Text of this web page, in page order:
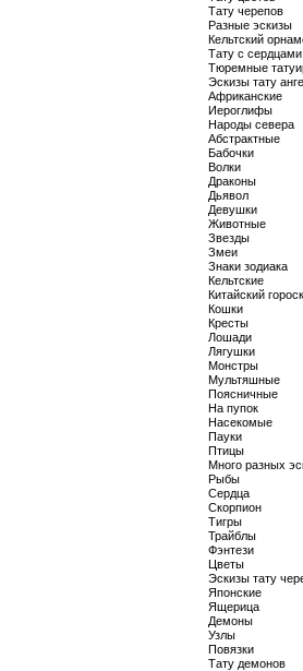
Тату черепов
Разные эскизы
Кельтский
Тату с сердцами
Тюремные
Эскизы тату
Африканские
Иероглифы
Народы севера
Абстрактные
Бабочки
Волки
Драконы
Дьявол
Девушки
Животные
Звезды
Змеи
Знаки зодиака
Кельтские
Китайский
Кошки
Кресты
Лошади
Лягушки
Монстры
Мультяшные
Поясничные
На пупок
Насекомые
Пауки
Птицы
Много разных
Рыбы
Сердца
Скорпион
Тигры
Трайблы
Фэнтези
Цветы
Эскизы тату
Японские
Ящерица
Демоны
Узлы
Повязки
Тату демонов